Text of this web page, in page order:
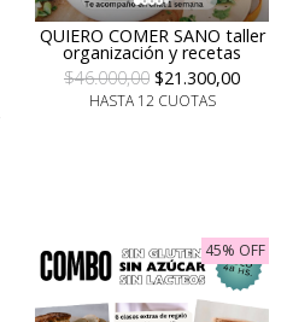
QUIERO COMER SANO taller
organización y recetas
$46.000,00 $21.300,00
HASTA 12 CUOTAS
45% OFF